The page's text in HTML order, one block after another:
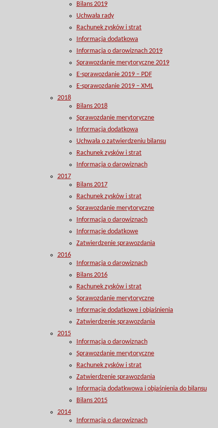
Bilans 2019
Uchwała rady
Rachunek zysków i strat
Informacja dodatkowa
Informacja o darowiznach 2019
Sprawozdanie merytoryczne 2019
E-sprawozdanie 2019 – PDF
E-sprawozdanie 2019 – XML
2018
Bilans 2018
Sprawozdanie merytoryczne
Informacja dodatkowa
Uchwała o zatwierdzeniu bilansu
Rachunek zysków i strat
Informacja o darowiznach
2017
Bilans 2017
Rachunek zysków i strat
Sprawozdanie merytoryczne
Informacja o darowiznach
Informacje dodatkowe
Zatwierdzenie sprawozdania
2016
Informacja o darowiznach
Bilans 2016
Rachunek zysków i strat
Sprawozdanie merytoryczne
Informacje dodatkowe i objaśnienia
Zatwierdzenie sprawozdania
2015
Informacja o darowiznach
Sprawozdanie merytoryczne
Rachunek zysków i strat
Zatwierdzenie sprawozdania
Informacja dodatkwowa i objaśnienia do bilansu
Bilans 2015
2014
Informacja o darowiznach